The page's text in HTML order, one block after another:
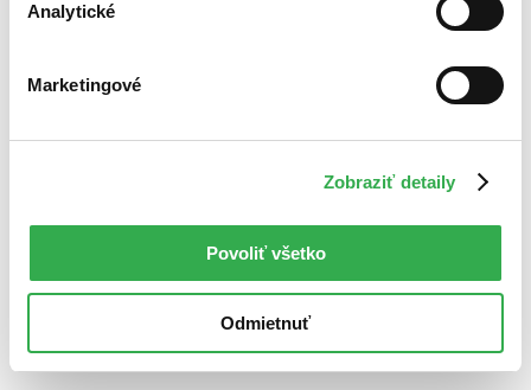
Analytické
Marketingové
Zobraziť detaily
Povoliť všetko
Odmietnuť
9. novembra 2011
DVD novinkyJoaquin Phoenix
Odvrátená strana svetaMejdan v Las VegasMichael DouglasReese
Russell CrowStrážca
Walk the line